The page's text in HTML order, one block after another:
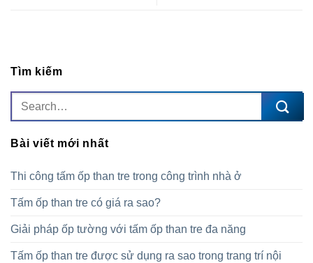
Tìm kiếm
Bài viết mới nhất
Thi công tấm ốp than tre trong công trình nhà ở
Tấm ốp than tre có giá ra sao?
Giải pháp ốp tường với tấm ốp than tre đa năng
Tấm ốp than tre được sử dụng ra sao trong trang trí nội